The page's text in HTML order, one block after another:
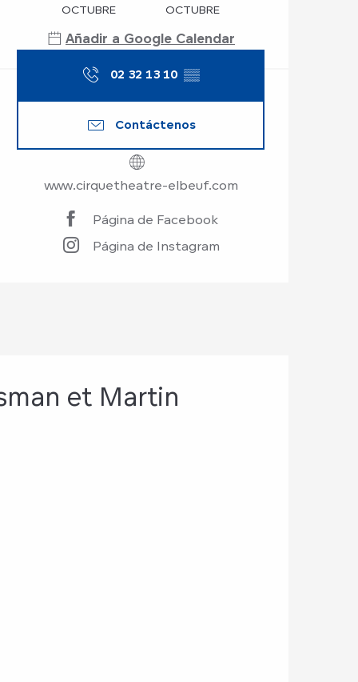
OCTUBRE OCTUBRE
Añadir a Google Calendar
02 32 13 10 ▒▒
Contáctenos
www.cirquetheatre-elbeuf.com
Página de Facebook
Página de Instagram
et Martin